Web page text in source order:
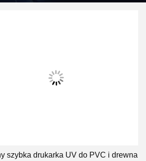
szybka drukarka UV do PVC i drewna